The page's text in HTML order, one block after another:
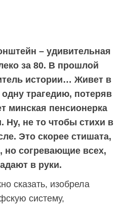
– удивительная
за 80. В прошлой
истории… Живет в
трагедию, потеряв
минская пенсионерка
Ну, не то чтобы стихи в
Это скорее стишата,
но согревающие всех,
в руки.
сказать, изобрела
систему,